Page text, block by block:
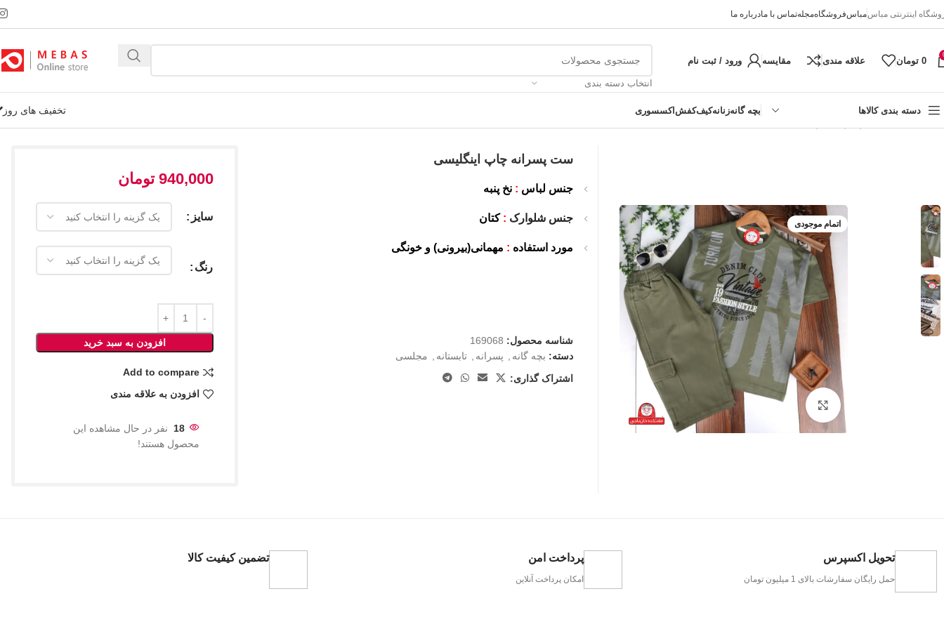
اینترنتی مباسمباسفروشگاهمجلهتماس با مادرباره ما
0 تومان علاقه مندی مقایسه ورود / ثبت نام
انتخاب دسته بندی
دسته بندی کالاها
نوزادی
بچه گانهزنانهکیفکفشاکسسوری
تخفیف های روز
اتمام موجودی
بزرگنمایی تصویر
ست پسرانه چاپ اینگلیسی
جنس لباس : نخ پنبه
جنس شلوارک :کتان
مورد استفاده : مهمانی(بیرونی) و خونگی
شناسه محصول: 169068
دسته: بچه گانه پسرانه تابستانه
مجلسی
اشتراک گذاری:
940,000 تومان
سایز
رنگ
افزودن به سبد خرید
Add to compare
افزودن به علاقه مندی
18
نفر در حال مشاهده این
محصول هستند!
تحویل اکسپرس
حمل رایگان سفارشات بالای 1 میلیون تومان
پرداخت امن
امکان پرداخت آنلاین
تضمین کیفیت کالا